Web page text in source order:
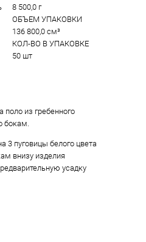
8 500,0 г
ОБЪЕМ УПАКОВКИ
136 800,0 см³
КОЛ-ВО В УПАКОВКЕ
50 шт
поло из гребенного
бокам.
3 пуговицы белого цвета
внизу изделия
усадку